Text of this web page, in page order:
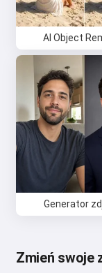
AI Object
Generator
Zmień swoje